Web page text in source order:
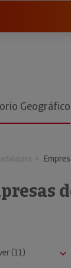
Geográfico